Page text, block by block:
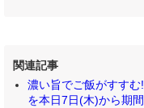
関連記事
濃い旨でご飯がすすむ
を本日7日(木)から期